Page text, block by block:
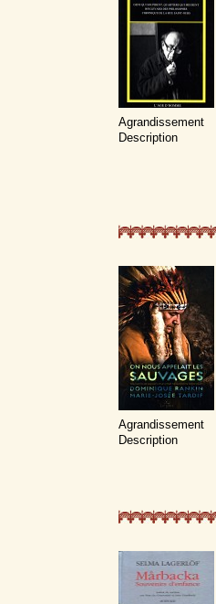
Agrandissement
Description
Agrandissement
Description